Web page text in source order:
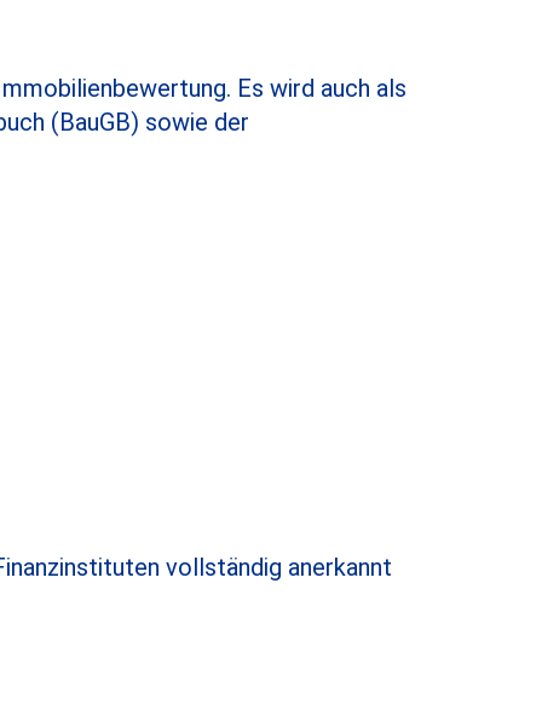
Es wird auch als
(BauGB) sowie der
vollständig anerkannt